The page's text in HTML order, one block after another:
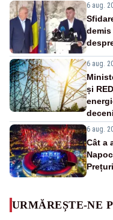
6 aug.
6 aug.
și
6 aug.
Cât a
URMĂREȘTE-NE